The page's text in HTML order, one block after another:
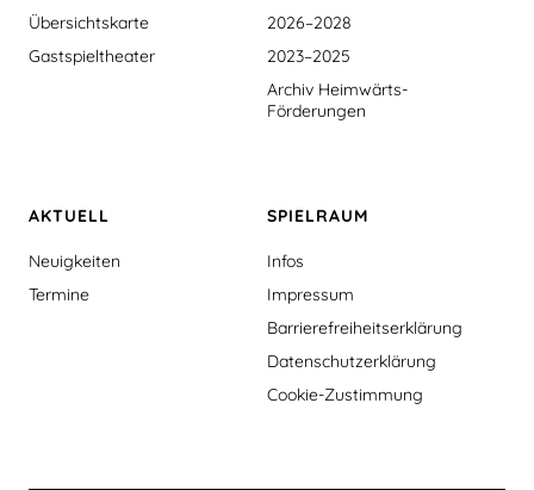
Übersichtskarte
Gastspieltheater
2026–2028
2023–2025
Archiv Heimwärts-
Förderungen
AKTUELL
Neuigkeiten
Termine
SPIELRAUM
Infos
Impressum
Barrierefreiheitserklärung
Datenschutzerklärung
Cookie-Zustimmung